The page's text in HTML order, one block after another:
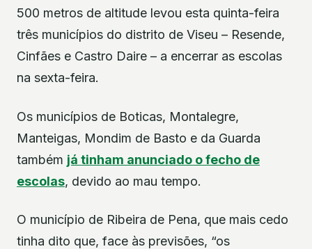
500 metros de altitude levou esta quinta-feira
três municípios do distrito de Viseu – Resende,
Cinfães e Castro Daire – a encerrar as escolas
na sexta-feira.
Os municípios de Boticas, Montalegre,
Manteigas, Mondim de Basto e da Guarda
também já tinham anunciado o fecho de
escolas, devido ao mau tempo.
O município de Ribeira de Pena, que mais cedo
tinha dito que, face às previsões, “os